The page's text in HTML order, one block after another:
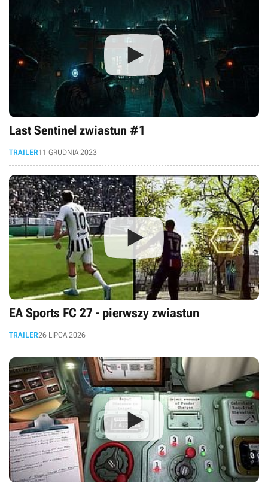
Last Sentinel zwiastun #1
TRAILER11 GRUDNIA 2023
EA Sports FC 27 - pierwszy zwiastun
TRAILER26 LIPCA 2026